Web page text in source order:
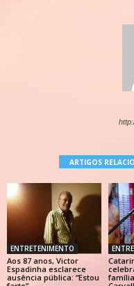
ARTIGOS
ENTRETENIMENTO
Aos 87 anos, Victor
Espadinha esclarece
ausência pública: “Estou